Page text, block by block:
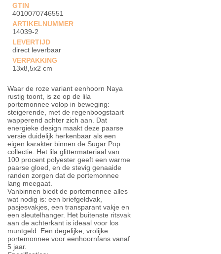
GTIN
4010070746551
ARTIKELNUMMER
14039-2
LEVERTIJD
direct leverbaar
VERPAKKING
13x8,5x2 cm
Waar de roze variant eenhoorn Naya
rustig toont, is ze op de lila
portemonnee volop in beweging:
steigerende, met de regenboogstaart
wapperend achter zich aan. Dat
energieke design maakt deze paarse
versie duidelijk herkenbaar als een
eigen karakter binnen de Sugar Pop
collectie. Het lila glittermateriaal van
100 procent polyester geeft een warme
paarse gloed, en de stevig genaaide
randen zorgen dat de portemonnee
lang meegaat.
Vanbinnen biedt de portemonnee alles
wat nodig is: een briefgeldvak,
pasjesvakjes, een transparant vakje en
een sleutelhanger. Het buitenste ritsvak
aan de achterkant is ideaal voor los
muntgeld. Een degelijke, vrolijke
portemonnee voor eenhoornfans vanaf
5 jaar.